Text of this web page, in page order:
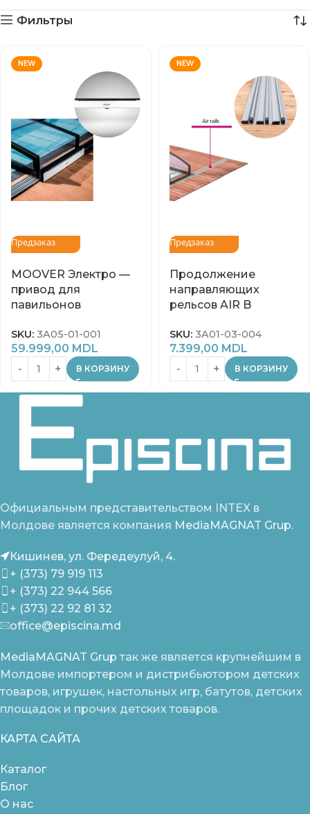
Фильтры
NEW
Предзаказ
MOOVER Электро —
привод для
павильонов
SKU: 3A05-01-001
59.999,00 MDL
В КОРЗИНУ
NEW
Предзаказ
Продолжение
направляющих
рельсов AIR B
SKU: 3A01-03-004
7.399,00 MDL
В КОРЗИНУ
Официальным представительством INTEX в
Молдове является компания MediaMAGNAT Grup.
Кишинев, ул. Фередеулуй, 4.
+ (373) 79 919 113
+ (373) 22 944 566
+ (373) 22 92 81 32
office@episcina.md
MediaMAGNAT Grup так же является крупнейшим в
Молдове импортером и дистрибьютором детских
товаров, игрушек, настольных игр, батутов, детских
площадок и прочих детских товаров.
КАРТА САЙТА
Каталог
Блог
О нас